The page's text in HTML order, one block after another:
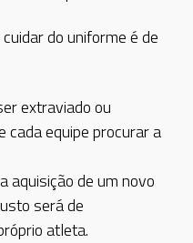
do uniforme é de
extraviado ou
cada equipe procurar a
aquisição de um novo
será de
atleta.